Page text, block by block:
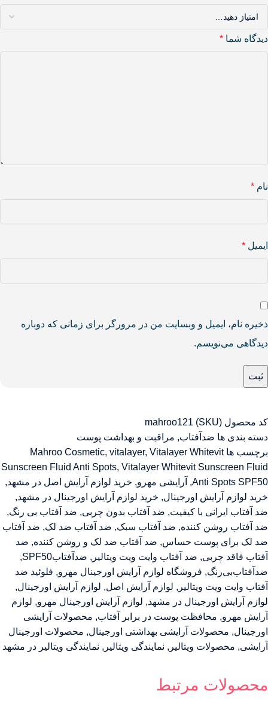
دیدگاه شما *
نام *
ایمیل *
ذخیره نام، ایمیل و وبسایت من در مرورگر برای زمانی که دوباره
دیدگاهی می‌نویسم.
کد محصول (SKU)
mahroo121
دسته بندی ها ضدآفتاب, مراقبت و بهداشت پوست
برچسب ها
Mahroo Cosmetic, vitalayer, Vitalayer Whitevit
Sunscreen Fluid Anti Spots, Vitalayer Whitevit Sunscreen Fluid
Anti Spots SPF50
, آرایشی مهرو, خرید لوازم آرایش اصل در مشهد,
خرید لوازم آرایش اورجینال, خرید لوازم آرایش اورجینال در مشهد,
ضد آفتاب ایرانی با کیفیت, ضد آفتاب بدون چربی, ضد آفتاب بی رنگ,
ضد آفتاب روشن کننده, ضد آفتاب سبک, ضد آفتاب ضد لک, ضد آفتاب
ضد لک برای پوست حساس, ضد آفتاب ضد لک و روشن کننده, ضد
آفتاب فاقد چربی, ضد آفتاب وایت ویت ویتالیر , ضدآفتاب‌SPF50
,
ضدآفتاب‌بی‌رنگ, فروشگاه لوازم آرایش اورجینال مهرو, فلوئید ضد
آفتاب وایت ویت ویتالیر , لوازم آرایش اصل, لوازم آرایش اورجینال,
لوازم آرایش اورجینال در مشهد, لوازم آرایش اورجینال مهرو, لوازم
آرایش مهرو, محافظت پوست در برابر آفتاب, محصولات آرایشی
اورجینال, محصولات آرایشی بهداشتی اورجینال, محصولات اورجینال
آرایشی, محصولات ویتالیر , نمایندگی ویتالیر , نمایندگی ویتالیر در مشهد
محصولات مرتبط